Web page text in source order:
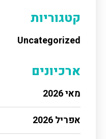
קטגוריות
Uncategorized
ארכיונים
מאי 2026
אפריל 2026